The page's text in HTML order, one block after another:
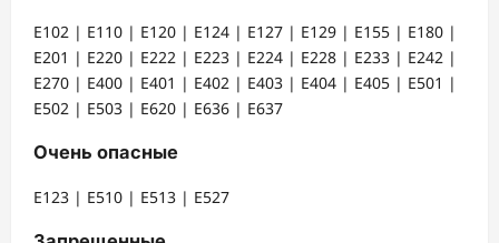
Е102 | Е110 | Е120 | Е124 | Е127 | Е129 | Е155 | Е180 |
Е201 | Е220 | Е222 | Е223 | Е224 | Е228 | Е233 | Е242 |
Е270 | Е400 | Е401 | Е402 | Е403 | Е404 | Е405 | Е501 |
Е502 | Е503 | Е620 | Е636 | Е637
Очень опасные
Е123 | Е510 | Е513 | Е527